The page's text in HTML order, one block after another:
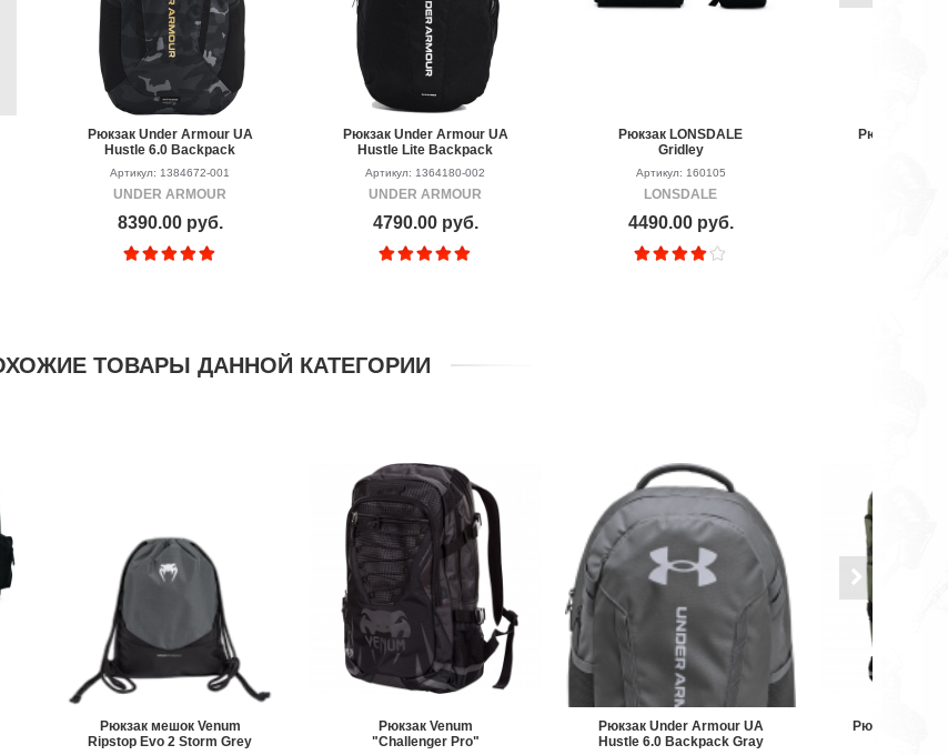
Рюкзак Under Armour UA
Hustle 6.0 Backpack
Black/Gray
Артикул: 1384672-001
UNDER ARMOUR
8390.00 руб.
Рюкзак Under Armour UA
Hustle Lite Backpack
bkwh
Артикул: 1364180-002
UNDER ARMOUR
4790.00 руб.
Рюкзак LONSDALE
Gridley
Артикул: 160105
LONSDALE
4490.00 руб.
Рюкзак
ТОВАРЫ ДАННОЙ КАТЕГОРИИ
Рюкзак мешок Venum
Ripstop Evo 2 Storm Grey
Рюкзак Venum
"Challenger Pro"
Рюкзак Under Armour UA
Hustle 6.0 Backpack Gray
Рюкзак